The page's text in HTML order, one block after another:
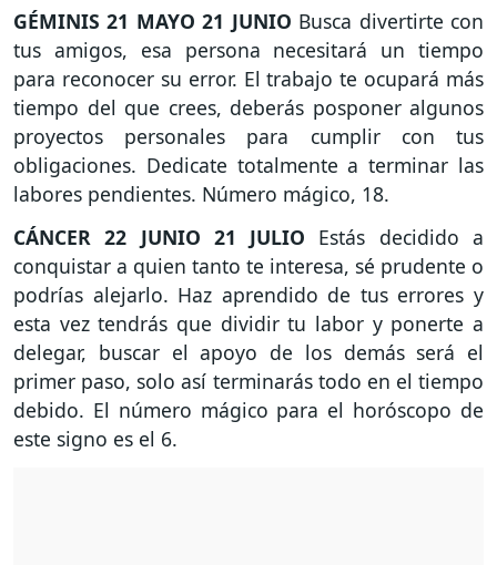
GÉMINIS 21 MAYO 21 JUNIO Busca divertirte con
tus amigos, esa persona necesitará un tiempo
para reconocer su error. El trabajo te ocupará más
tiempo del que crees, deberás posponer algunos
proyectos personales para cumplir con tus
obligaciones. Dedicate totalmente a terminar las
labores pendientes. Número mágico, 18.
CÁNCER 22 JUNIO 21 JULIO Estás decidido a
conquistar a quien tanto te interesa, sé prudente o
podrías alejarlo. Haz aprendido de tus errores y
esta vez tendrás que dividir tu labor y ponerte a
delegar, buscar el apoyo de los demás será el
primer paso, solo así terminarás todo en el tiempo
debido. El número mágico para el horóscopo de
este signo es el 6.